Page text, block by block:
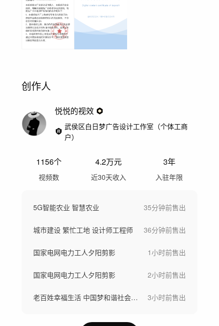
创作人
悦悦的视效
武侯区白日梦广告设计工作室（个体工商
户）
1156个
视频数
4.2万元
近30天收入
3年
入驻年限
5G智能农业 智慧农业 35分钟前售出
城市建设 繁忙工地 设计师工程师 36分钟前售出
国家电网电力工人夕阳剪影 1小时前售出
国家电网电力工人夕阳剪影 2小时前售出
老百姓幸福生活 中国梦和谐社会 温馨陪伴 3小时前售出